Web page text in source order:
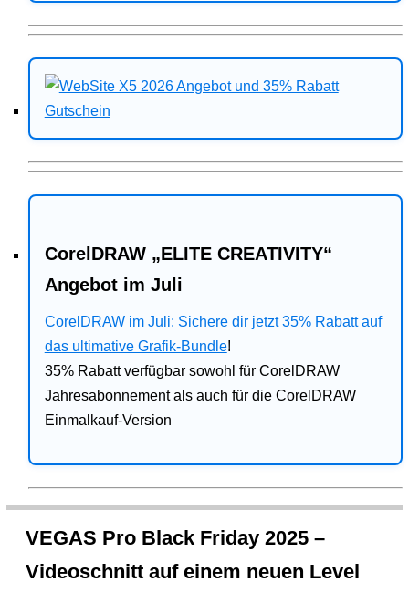
CorelDRAW „ELITE CREATIVITY“
Angebot im Juli
CorelDRAW im Juli: Sichere dir jetzt 35% Rabatt auf
das ultimative Grafik-Bundle!
35% Rabatt verfügbar sowohl für CorelDRAW
Jahresabonnement als auch für die CorelDRAW
Einmalkauf-Version
VEGAS Pro Black Friday 2025 –
Videoschnitt auf einem neuen Level